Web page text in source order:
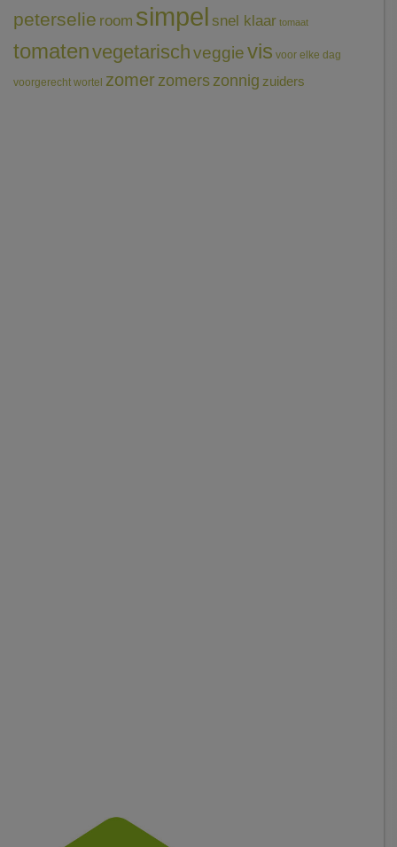
peterselie room simpel snel klaar tomaat
tomatenvegetarischveggievis voor elke dag
voorgerecht wortel zomerzomerszonnig zuiders